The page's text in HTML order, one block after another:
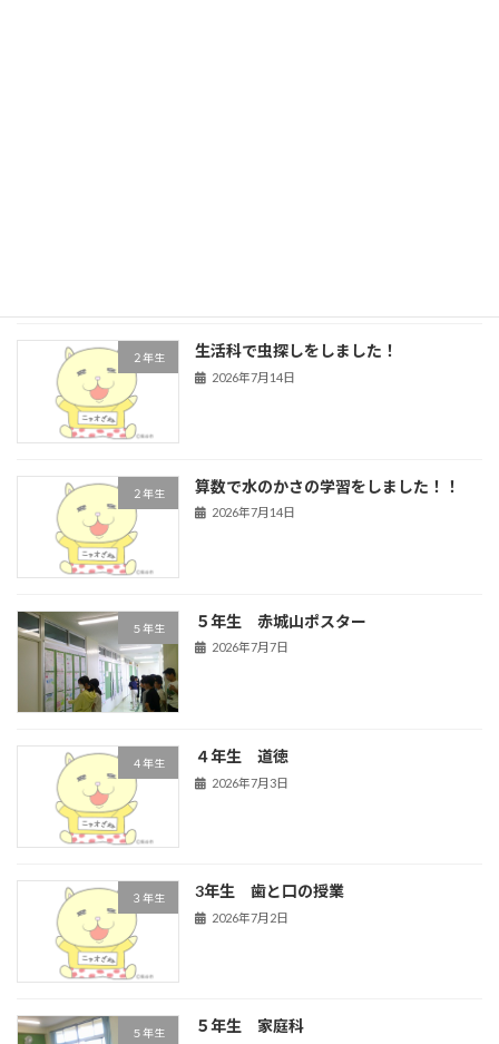
２年生 生活科で虫探しをしました！
2026年7月14日
２年生 算数で水のかさの学習をしました！！
2026年7月14日
５年生 ５年生 赤城山ポスター
2026年7月7日
４年生 ４年生 道徳
2026年7月3日
３年生 3年生 歯と口の授業
2026年7月2日
５年生 ５年生 家庭科